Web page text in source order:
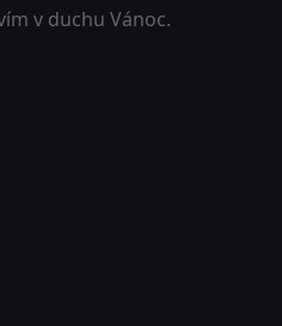
v duchu Vánoc.